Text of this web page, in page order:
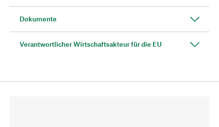
Dokumente
Verantwortlicher Wirtschaftsakteur für die EU